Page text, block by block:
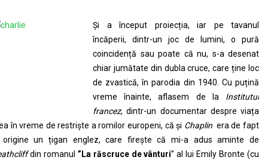
Și a început proiecția, iar pe tavanul
încăperii, dintr-un joc de lumini, o pură
coincidență sau poate că nu, s-a desenat
chiar jumătate din dubla cruce, care ține loc
de zvastică, în parodia din 1940. Cu puțină
vreme înainte, aflasem de la Institutul
francez, dintr-un documentar despre viața
în vreme de restriște a romilor europeni, că și Chaplinera de fapt
un țigan englez, care firește că mi-a adus aminte de
din romanul ”La răscruce de vânturi” al lui Emily Bronte (cu